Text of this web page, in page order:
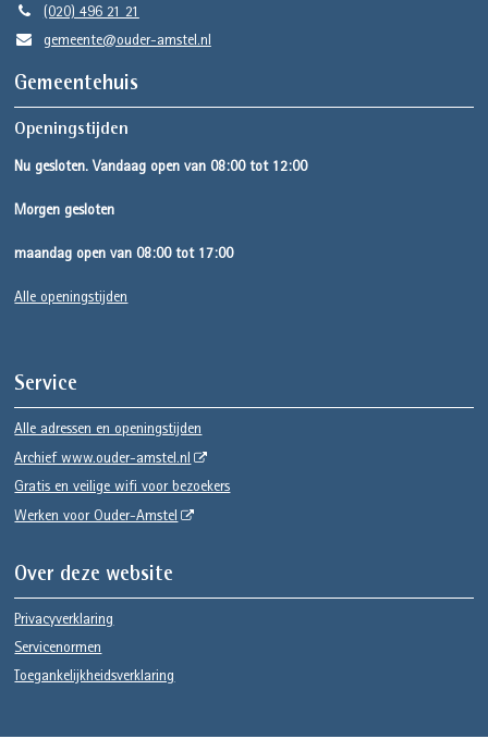
(020) 496 21 21
gemeente@ouder-amstel.nl
Gemeentehuis
Openingstijden
Nu gesloten. Vandaag open van 08:00 tot 12:00
Morgen gesloten
maandag open van 08:00 tot 17:00
Alle openingstijden
Service
Alle adressen en openingstijden
Archief www.ouder-amstel.nl
Gratis en veilige wifi voor bezoekers
Werken voor Ouder-Amstel
Over deze website
Privacyverklaring
Servicenormen
Toegankelijkheidsverklaring